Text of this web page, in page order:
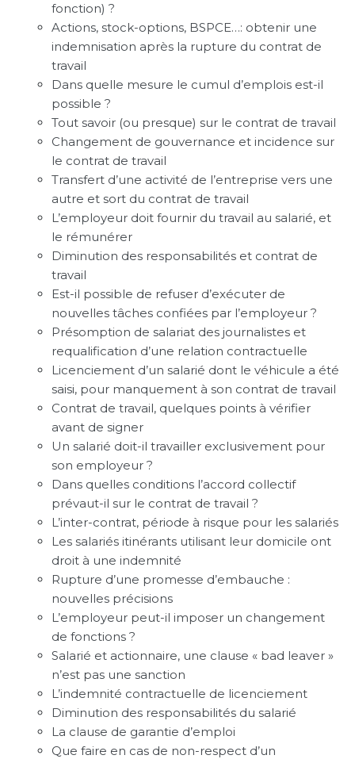
fonction) ?
Actions, stock-options, BSPCE…: obtenir une
indemnisation après la rupture du contrat de
travail
Dans quelle mesure le cumul d’emplois est-il
possible ?
Tout savoir (ou presque) sur le contrat de travail
Changement de gouvernance et incidence sur
le contrat de travail
Transfert d’une activité de l’entreprise vers une
autre et sort du contrat de travail
L’employeur doit fournir du travail au salarié, et
le rémunérer
Diminution des responsabilités et contrat de
travail
Est-il possible de refuser d’exécuter de
nouvelles tâches confiées par l’employeur ?
Présomption de salariat des journalistes et
requalification d’une relation contractuelle
Licenciement d’un salarié dont le véhicule a été
saisi, pour manquement à son contrat de travail
Contrat de travail, quelques points à vérifier
avant de signer
Un salarié doit-il travailler exclusivement pour
son employeur ?
Dans quelles conditions l’accord collectif
prévaut-il sur le contrat de travail ?
L’inter-contrat, période à risque pour les salariés
Les salariés itinérants utilisant leur domicile ont
droit à une indemnité
Rupture d’une promesse d’embauche :
nouvelles précisions
L’employeur peut-il imposer un changement
de fonctions ?
Salarié et actionnaire, une clause « bad leaver »
n’est pas une sanction
L’indemnité contractuelle de licenciement
Diminution des responsabilités du salarié
La clause de garantie d’emploi
Que faire en cas de non-respect d’un